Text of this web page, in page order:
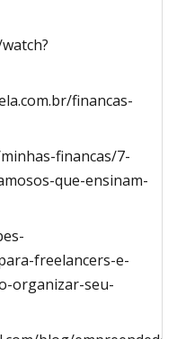
financas-
financas/7-
que-ensinam-
freelancers-e-
organizar-seu-